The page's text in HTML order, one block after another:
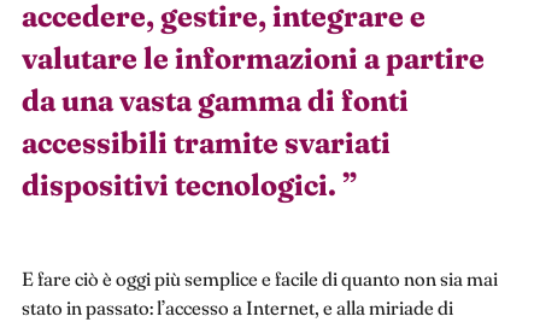
accedere, gestire, integrare e
valutare le informazioni a partire
da una vasta gamma di fonti
accessibili tramite svariati
dispositivi tecnologici. ”
E fare ciò è oggi più semplice e facile di quanto non sia mai
stato in passato: l’accesso a Internet, e alla miriade di